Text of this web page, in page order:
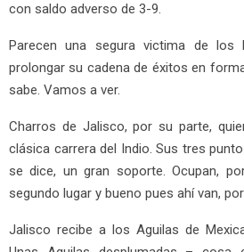
con saldo adverso de 3-9.
Parecen una segura victima de los
prolongar su cadena de éxitos en
sabe. Vamos a ver.
Charros de Jalisco, por su parte,
clásica carrera del Indio. Sus tres
se dice, un gran soporte. Ocupan,
segundo lugar y bueno pues ahí van,
Jalisco recibe a los Aguilas de